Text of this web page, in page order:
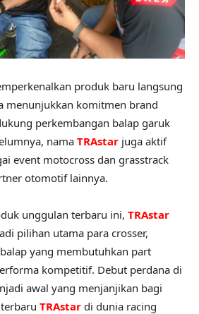
produk baru langsung
menunjukkan komitmen brand
perkembangan balap garuk
nama TRAstar juga aktif
event motocross dan grasstrack
otomotif lainnya.
unggulan terbaru ini, TRAstar
pilihan utama para crosser,
yang membutuhkan part
kompetitif. Debut perdana di
awal yang menjanjikan bagi
TRAstar di dunia racing